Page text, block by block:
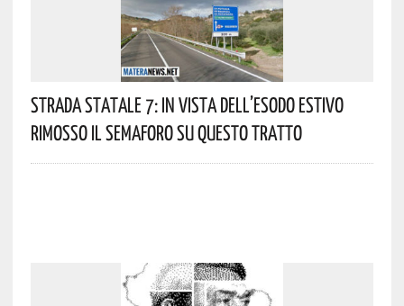
Strada Statale 7: In Vista Dell’esodo Estivo
Rimosso Il Semaforo Su Questo Tratto